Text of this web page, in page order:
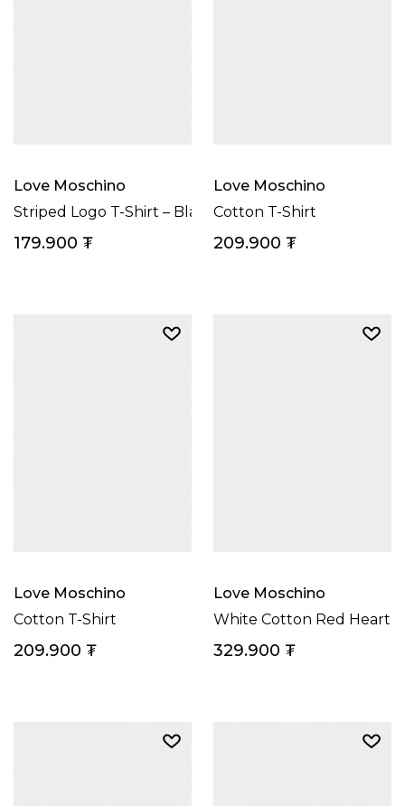
Love Moschino
Striped Logo T-Shirt – Black
179.900 ₮
Love Moschino
Cotton T-Shirt
209.900 ₮
Love Moschino
Cotton T-Shirt
209.900 ₮
Love Moschino
White Cotton Red Heart
329.900 ₮